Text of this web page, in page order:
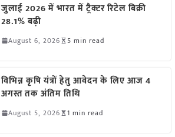
जुलाई 2026 में भारत में ट्रैक्टर रिटेल बिक्री
28.1% बढ़ी
August 6, 2026 5 min read
विभिन्न कृषि यंत्रों हेतु आवेदन के लिए आज 4
अगस्त तक अंतिम तिथि
August 5, 2026 1 min read